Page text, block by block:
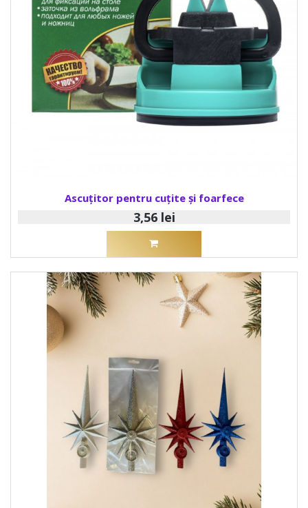
Ascuțitor pentru cuțite și foarfece
3,56 lei